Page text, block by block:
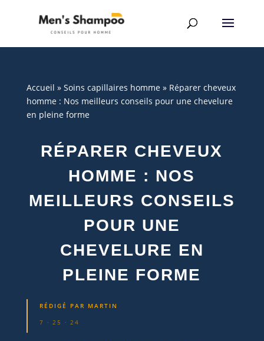
Accueil » Soins capillaires homme» Réparer cheveux
homme : Nos meilleurs conseils pour une chevelure
en pleine forme
RÉPARER CHEVEUX
HOMME : NOS
MEILLEURS CONSEILS
POUR UNE
CHEVELURE EN
PLEINE FORME
RÉDIGÉ PAR MARTIN
7 · 25 · 24